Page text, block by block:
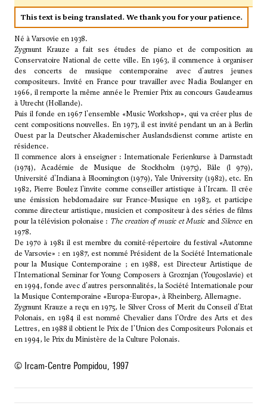
This text is being translated. We thank you for your patience.
Né à Varsovie en 1938.
Zygmunt Krauze a fait ses études de piano et de composition au
Conservatoire National de cette ville. En 1963, il commence à organiser
des concerts de musique contemporaine avec d'autres jeunes
compositeurs. Invité en France pour travailler avec Nadia Boulangeren
1966, il remporte la même année le Premier Prix au concours Gaudeamus
à Utrecht (Hollande).
Puis il fonde en 1967 l'ensemble «Music Workshop», qui va créer plus de
cent compositions nouvelles. En 1973, il est invité pendant un an à Berlin
Ouest par la Deutscher Akademischer Auslandsdienst comme artiste en
résidence.
Il commence alors à enseigner : Internationale Ferienkurse à Darmstadt
(1974), Académie de Musique de Stockholm (1975), Bâle (l 979),
Université d'Indiana à Bloomington (1979), Yale University (1982), etc. En
1982, Pierre Boulez l'invite comme conseiller artistique à l'Ircam. Il crée
une émission hebdomadaire sur France-Musique en 1983, et participe
comme directeur artistique, musicien et compositeur à des séries de films
pour la télévision polonaise : The creation of music et Music andSilence en
1978.
De 1970 à 1981 il est membre du comité-répertoire du festival «Automne
de Varsovie» : en 1987, est nommé Président de la Société Internationale
pour la Musique Contemporaine ; en 1988, est Directeur Artistique de
l'International Seminar for Young Composers à Groznjan (Yougoslavie) et
en 1994, fonde avec d'autres personnalités, la Société Internationale pour
la Musique Contemporaine «Europa-Europa», à Rheinberg, Allemagne.
Zygmunt Krauze a reçu en 1975, le Silver Cross of Merit du Conseil d'Etat
Polonais, en 1984 il est nommé Chevalier dans l'Ordre des Arts et des
Lettres, en 1988 il obtient le Prix de I'Union des Compositeurs Polonais et
en 1994, le Prix du Ministère de la Culture Polonais.
© Ircam-Centre Pompidou, 1997